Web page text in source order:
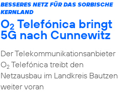
BESSERES NETZ FÜR DAS SORBISCHE
KERNLAND
O2 Telefónica bringt
5G nach Cunnewitz
Der Telekommunikationsanbieter
O2Telefónica treibt den
Netzausbau im Landkreis Bautzen
weiter voran